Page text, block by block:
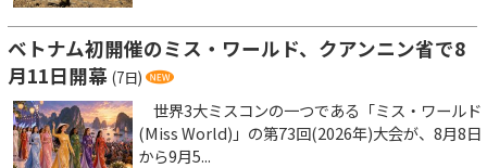
ベトナム初開催のミス・ワールド、クアンニン省で8
月11日開幕 (7日)
世界3大ミスコンの一つである「ミス・ワールド
(Miss World)」の第73回(2026年)大会が、8月8日
から9月5...